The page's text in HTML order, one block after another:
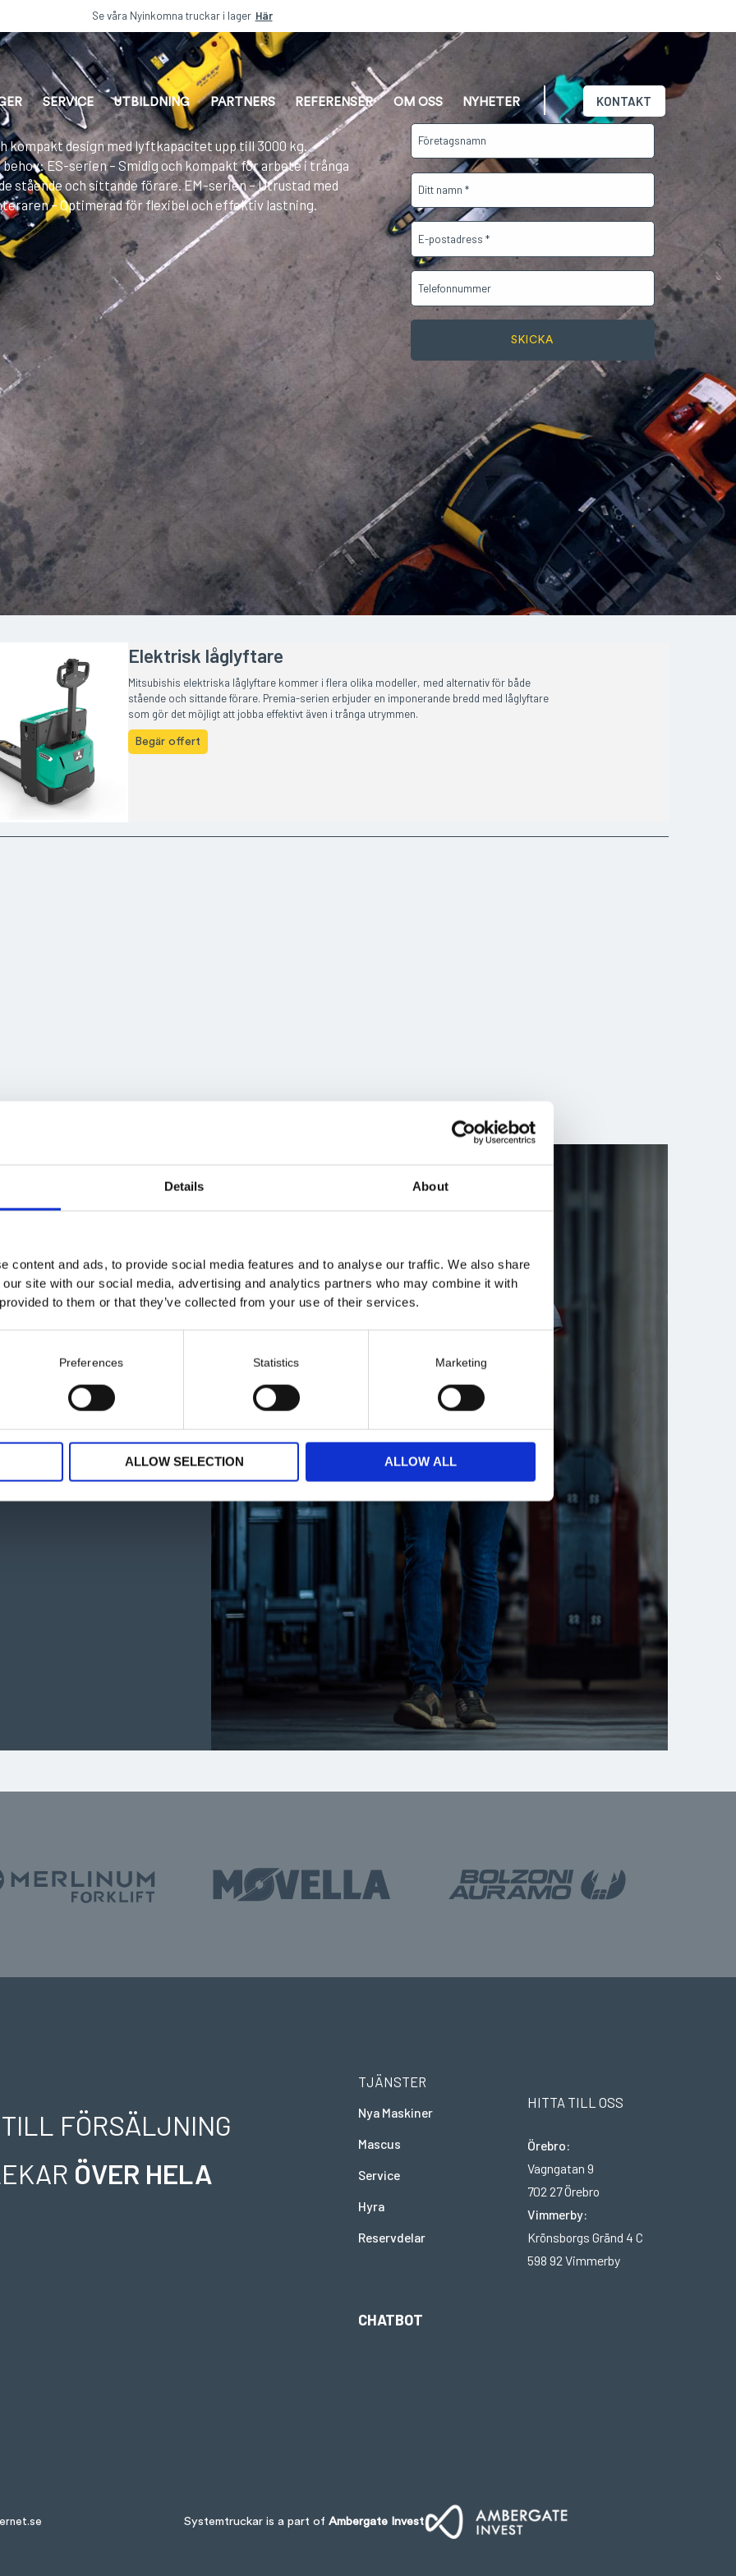
Details About
content and ads, to provide social media features and to analyse our traffic. We also share
site with our social media, advertising and analytics partners who may combine it with
to them or that they’ve collected from your use of their services.
Preferences Statistics Marketing
ALLOW SELECTION ALLOW ALL
Se våra Nyinkomna truckar i lager Här
SERVICE UTBILDNING PARTNERS REFERENSER OM OSS NYHETER KONTAKT
design med lyftkapacitet upp till 3000 kg.
ES-serien – Smidig och kompakt för arbete i trånga
stående och sittande förare. EM-serien – Utrustad med
– Optimerad för flexibel och effektiv lastning.
Företagsnamn
Namn
E-
post*
Telefon
Elektrisk låglyftare
Mitsubishis elektriska låglyftare kommer i flera olika modeller, med alternativ för både
stående och sittande förare. Premia-serien erbjuder en imponerande bredd med låglyftare
som gör det möjligt att jobba effektivt även i trånga utrymmen.
Begär offert
rätt
FÖRSÄLJNING
ÖVER HELA
TJÄNSTER
Nya Maskiner
Mascus
Service
Hyra
Reservdelar
HITTA TILL OSS
Örebro:
Vagngatan 9
702 27 Örebro
Vimmerby:
Krönsborgs Gränd 4 C
598 92 Vimmerby
CHATBOT
Systemtruckar is a part of Ambergate Invest